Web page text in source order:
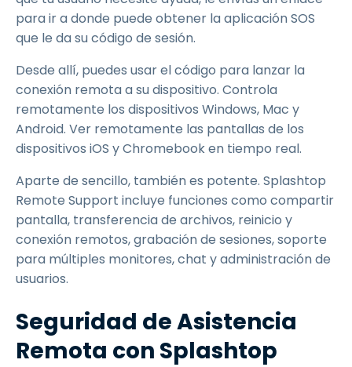
para ir a donde puede obtener la aplicación SOS
que le da su código de sesión.
Desde allí, puedes usar el código para lanzar la
conexión remota a su dispositivo. Controla
remotamente los dispositivos Windows, Mac y
Android. Ver remotamente las pantallas de los
dispositivos iOS y Chromebook en tiempo real.
Aparte de sencillo, también es potente. Splashtop
Remote Support incluye funciones como compartir
pantalla, transferencia de archivos, reinicio y
conexión remotos, grabación de sesiones, soporte
para múltiples monitores, chat y administración de
usuarios.
Seguridad de Asistencia
Remota con Splashtop